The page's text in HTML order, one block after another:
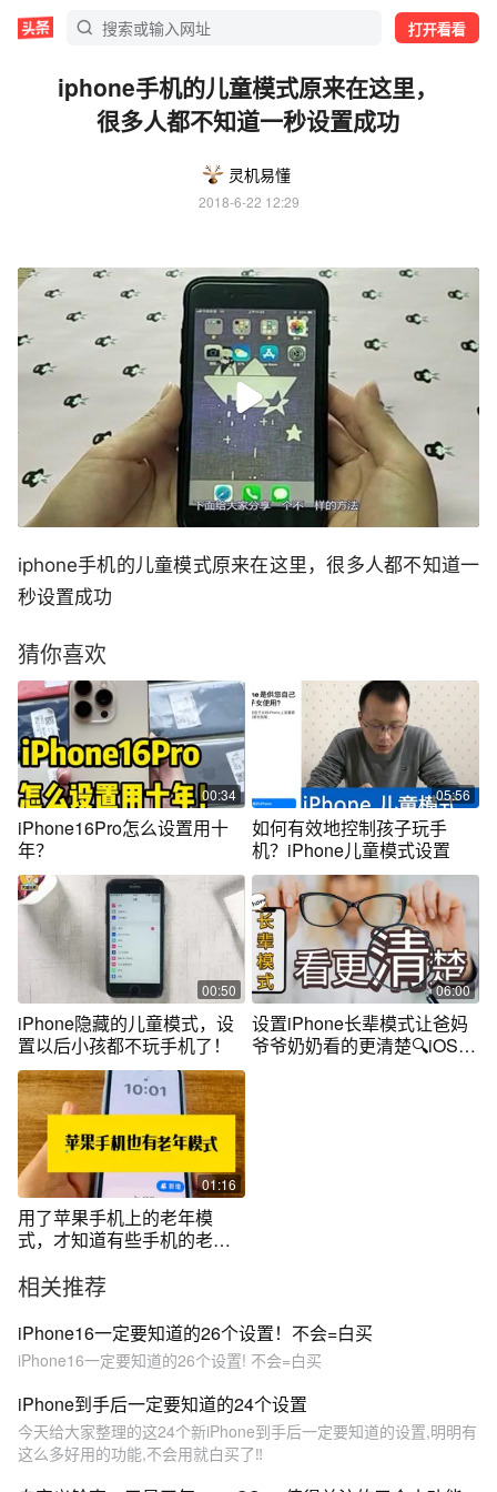
打开看看
iphone手机的儿童模式原来在这里，
很多人都不知道一秒设置成功
灵机易懂
2018-6-22 12:29
iphone手机的儿童模式原来在这里，很多人都不知道一
秒设置成功
猜你喜欢
00:34
iPhone16Pro怎么设置用十
年？
05:56
如何有效地控制孩子玩手
机？iPhone儿童模式设置
00:50
iPhone隐藏的儿童模式，设
置以后小孩都不玩手机了！
06:00
设置iPhone长辈模式让爸妈
爷爷奶奶看的更清楚🔍iOS教
01:16
用了苹果手机上的老年模
式，才知道有些手机的老年
相关推荐
iPhone16一定要知道的26个设置！不会=白买
iPhone16一定要知道的26个设置! 不会=白买
iPhone到手后一定要知道的24个设置
今天给大家整理的这24个新iPhone到手后一定要知道的设置,明明有
这么多好用的功能,不会用就白买了‼️